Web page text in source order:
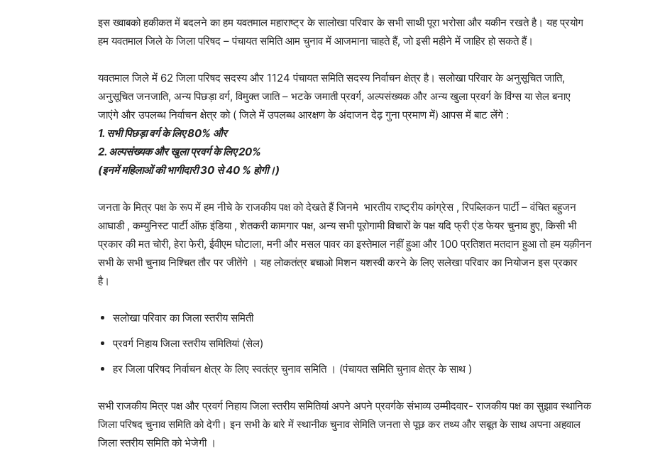
इस ख्वाबको हकीकत में बदलने का हम यवतमाल महाराष्ट्र के सालोखा परिवार के सभी साथी पूरा भरोसा और यकीन रखते है। यह प्रयोग
हम यवतमाल जिले के जिला परिषद – पंचायत समिति आम चुनाव में आजमाना चाहते हैं, जो इसी महीने में जाहिर हो सकते हैं।
यवतमाल जिले में 62 जिला परिषद सदस्य और 1124 पंचायत समिति सदस्य निर्वाचन क्षेत्र है। सलोखा परिवार के अनुसूचित जाति,
अनुसूचित जनजाति, अन्य पिछड़ा वर्ग, विमुक्त जाति – भटके जमाती प्रवर्ग, अल्पसंख्यक और अन्य खुला प्रवर्ग के विंग्स या सेल बनाए
जाएंगे और उपलब्ध निर्वाचन क्षेत्र को ( जिले में उपलब्ध आरक्षण के अंदाजन देढ़ गुना प्रमाण में) आपस में बाट लेंगे :
1. सभी पिछड़ा वर्ग के लिए 80% और
2. अल्पसंख्यक और खुला प्रवर्ग के लिए 20%
(इनमें महिलाओं की भागीदारी 30 से 40 % होगी।)
जनता के मित्र पक्ष के रूप में हम नीचे के राजकीय पक्ष को देखते हैं जिनमे भारतीय राष्ट्रीय कांग्रेस , रिपब्लिकन पार्टी – वंचित बहुजन
आघाडी , कम्युनिस्ट पार्टी ऑफ़ इंडिया , शेतकरी कामगार पक्ष, अन्य सभी पूरोगामी विचारों के पक्ष यदि फ्री एंड फेयर चुनाव हुए, किसी भी
प्रकार की मत चोरी, हेरा फेरी, ईवीएम घोटाला, मनी और मसल पावर का इस्तेमाल नहीं हुआ और 100 प्रतिशत मतदान हुआ तो हम यक़ीनन
सभी के सभी चुनाव निश्चित तौर पर जीतेंगे । यह लोकतंत्र बचाओ मिशन यशस्वी करने के लिए सलेखा परिवार का नियोजन इस प्रकार
है।
सलोखा परिवार का जिला स्तरीय समिती
प्रवर्ग निहाय जिला स्तरीय समितियां (सेल)
हर जिला परिषद निर्वाचन क्षेत्र के लिए स्वतंत्र चुनाव समिति । (पंचायत समिति चुनाव क्षेत्र के साथ )
सभी राजकीय मित्र पक्ष और प्रवर्ग निहाय जिला स्तरीय समितियां अपने अपने प्रवर्गके संभाव्य उम्मीदवार- राजकीय पक्ष का सुझाव स्थानिक
जिला परिषद चुनाव समिति को देगी। इन सभी के बारे में स्थानीक चुनाव सेमिति जनता से पूछ कर तथ्य और सबूत के साथ अपना अहवाल
जिला स्तरीय समिति को भेजेगी ।